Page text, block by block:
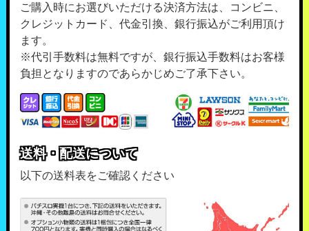
ご購入時にお選びいただける決済方法は、コンビニ、
クレジットカード、代金引換、銀行振込がご利用頂け
ます。
※代引手数料は無料ですが、銀行振込手数料はお客様
負担となりますのであらかじめご了承下さい。
送料・配送について
以下の送料表をご確認ください